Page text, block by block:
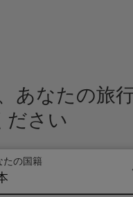
あなたの旅
ださい
たの国籍